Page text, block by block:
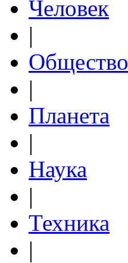
Человек
|
Общество
|
Планета
|
Наука
|
Техника
|